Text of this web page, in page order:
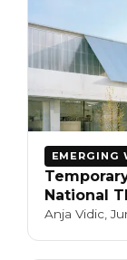
EMERGING
National
Anja Vidic,